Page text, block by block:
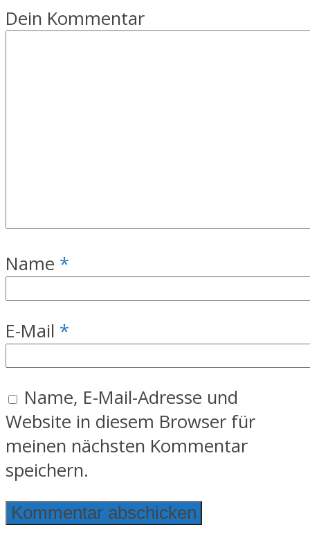
Dein Kommentar
Name *
E-Mail *
Name, E-Mail-Adresse und
Website in diesem Browser für
meinen nächsten Kommentar
speichern.